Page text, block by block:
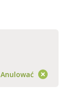
Anulować